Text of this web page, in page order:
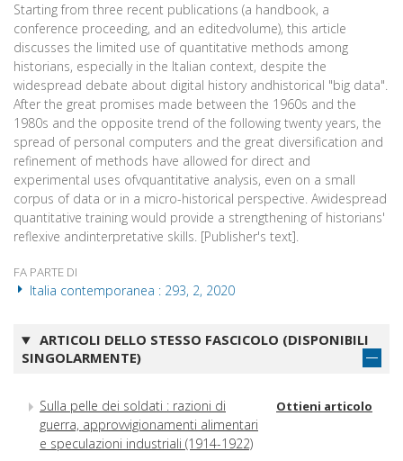
Starting from three recent publications (a handbook, a
conference proceeding, and an editedvolume), this article
discusses the limited use of quantitative methods among
historians, especially in the Italian context, despite the
widespread debate about digital history andhistorical "big data".
After the great promises made between the 1960s and the
1980s and the opposite trend of the following twenty years, the
spread of personal computers and the great diversification and
refinement of methods have allowed for direct and
experimental uses ofvquantitative analysis, even on a small
corpus of data or in a micro-historical perspective. Awidespread
quantitative training would provide a strengthening of historians'
reflexive andinterpretative skills. [Publisher's text].
FA PARTE DI
Italia contemporanea : 293, 2, 2020
ARTICOLI DELLO STESSO FASCICOLO (DISPONIBILI
SINGOLARMENTE)
Sulla pelle dei soldati : razioni di
guerra, approvvigionamenti alimentari
e speculazioni industriali (1914-1922)
Ottieni articolo